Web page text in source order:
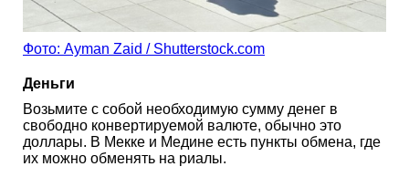
Фото: Ayman Zaid / Shutterstock.com
Деньги
Возьмите с собой необходимую сумму денег в
свободно конвертируемой валюте, обычно это
доллары. В Мекке и Медине есть пункты обмена, где
их можно обменять на риалы.